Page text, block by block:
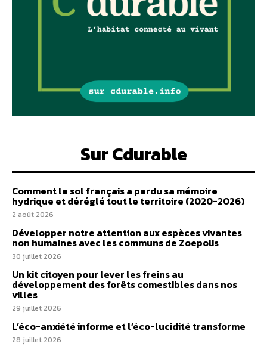
Sur Cdurable
Comment le sol français a perdu sa mémoire
hydrique et déréglé tout le territoire (2020-2026)
2 août 2026
Développer notre attention aux espèces vivantes
non humaines avec les communs de Zoepolis
30 juillet 2026
Un kit citoyen pour lever les freins au
développement des forêts comestibles dans nos
villes
29 juillet 2026
L’éco-anxiété informe et l’éco-lucidité transforme
28 juillet 2026